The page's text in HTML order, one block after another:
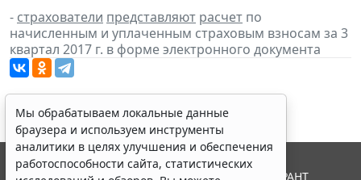
- страхователи представляют расчет по
начисленным и уплаченным страховым взносам за 3
квартал 2017 г. в форме электронного документа
Мы обрабатываем локальные данные
браузера и используем инструменты
аналитики в целях улучшения и обеспечения
работоспособности сайта, статистических
© ООО "НПП "ГАРАНТ-СЕРВИС", 2026. Система ГАРАНТ